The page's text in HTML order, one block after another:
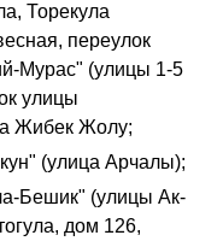
Торекула
переулок
Мурас" (улицы 1-5
улицы
Жибек Жолу;
(улица Арчалы);
Бешик" (улицы Ак-
дом 126,